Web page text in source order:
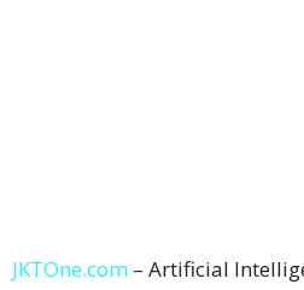
JKTOne.com – Artificial